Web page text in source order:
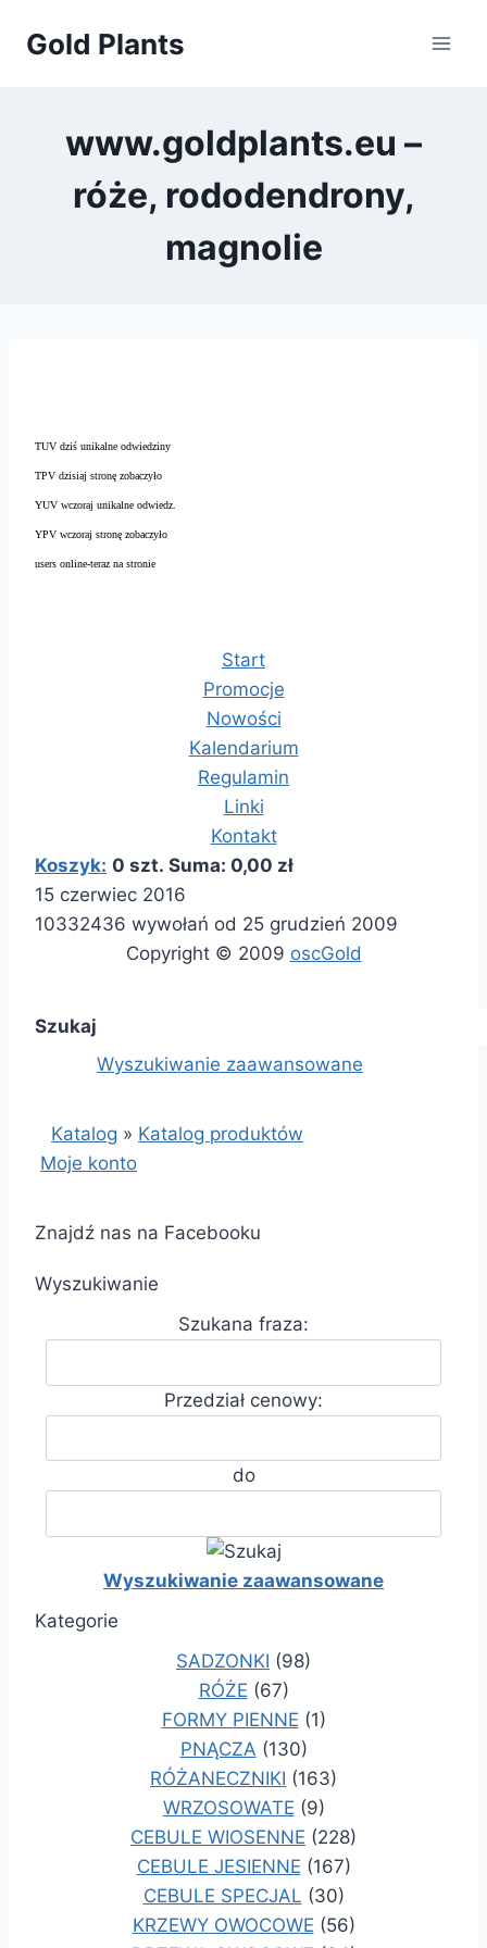
Gold Plants
www.goldplants.eu –
róże, rododendrony,
magnolie
TUV dziś unikalne odwiedziny
TPV dzisiaj stronę zobaczyło
YUV wczoraj unikalne odwiedz.
YPV wczoraj stronę zobaczyło
users online-teraz na stronie
Start
Promocje
Nowości
Kalendarium
Regulamin
Linki
Kontakt
Koszyk: 0 szt. Suma: 0,00 zł
15 czerwiec 2016
10332436 wywołań od 25 grudzień 2009
Copyright © 2009 oscGold
Szukaj
Wyszukiwanie zaawansowane
Katalog » Katalog produktów
Moje konto
Znajdź nas na Facebooku
Wyszukiwanie
Szukana fraza:
Przedział cenowy:
do
Wyszukiwanie zaawansowane
Kategorie
SADZONKI (98)
RÓŻE (67)
FORMY PIENNE (1)
PNĄCZA (130)
RÓŻANECZNIKI (163)
WRZOSOWATE (9)
CEBULE WIOSENNE (228)
CEBULE JESIENNE (167)
CEBULE SPECJAL (30)
KRZEWY OWOCOWE (56)